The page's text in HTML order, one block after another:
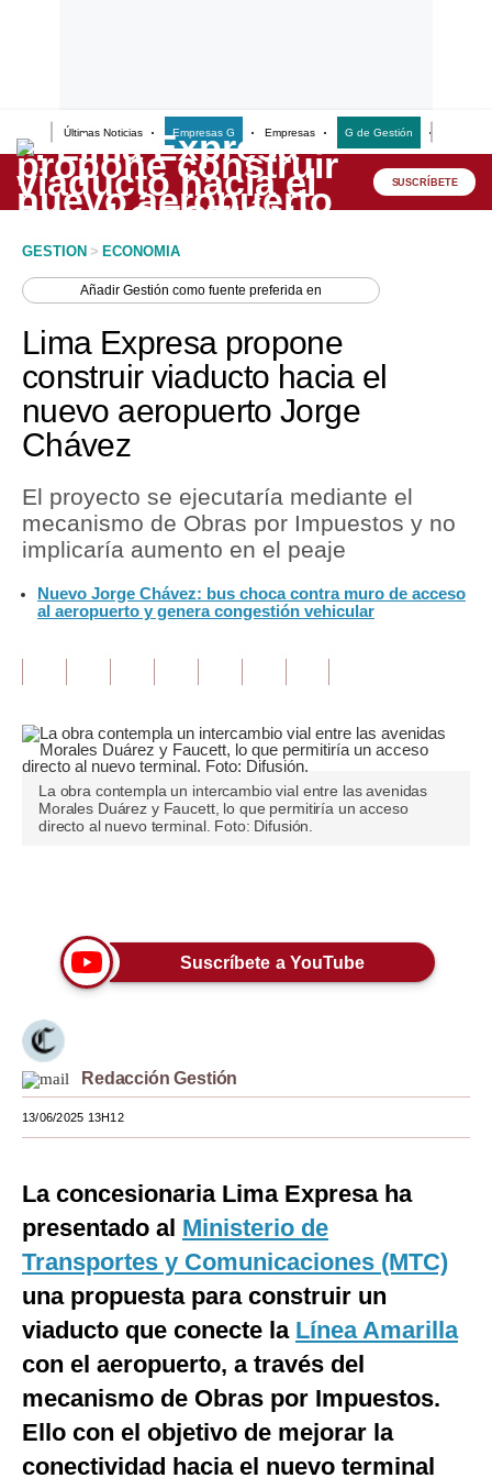
Últimas Noticias Empresas G Empresas G de Gestión
Lo último
Peru Quiosco
Economía
Mercados
Perú
Política
Tu Dinero
Inmobiliarias
Editorial
Pregunta de hoy
Viajes
Moda
Estilos
México
España
Internacional
Tecnología
Club del Suscriptor
G de Gestión
SUSCRÍBETE
GESTION > ECONOMIA
AñadirGestión como fuente preferida en
Lima Expresa propone
construir viaducto hacia el
nuevo aeropuerto Jorge
Chávez
El proyecto se ejecutaría mediante el
mecanismo de Obras por Impuestos y no
implicaría aumento en el peaje
Nuevo Jorge Chávez: bus choca contra muro de acceso
al aeropuerto y genera congestión vehicular
La obra contempla un intercambio vial entre las avenidas
Morales Duárez y Faucett, lo que permitiría un acceso
directo al nuevo terminal. Foto: Difusión.
Suscríbete a YouTube
Redacción Gestión
13/06/2025 13H12
La concesionaria Lima Expresa ha
presentado al Ministerio de
Transportes y Comunicaciones (MTC)
una propuesta para construir un
viaducto que conecte la Línea Amarilla
con el aeropuerto, a través del
mecanismo de Obras por Impuestos.
Ello con el objetivo de mejorar la
conectividad hacia el nuevo terminal